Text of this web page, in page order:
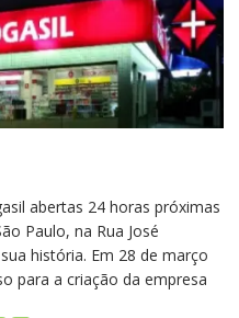
abertas 24 horas próximas
Paulo, na Rua José
história. Em 28 de março
para a criação da empresa